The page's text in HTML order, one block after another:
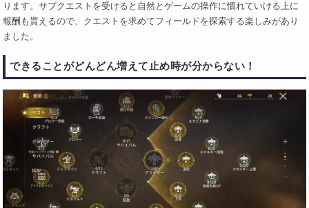
ります。サブクエストを受けると自然とゲームの操作に慣れていける上に
報酬も貰えるので、クエストを求めてフィールドを探索する楽しみがあり
ました。
できることがどんどん増えて止め時が分からない！